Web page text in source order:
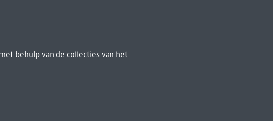
behulp van de collecties van het